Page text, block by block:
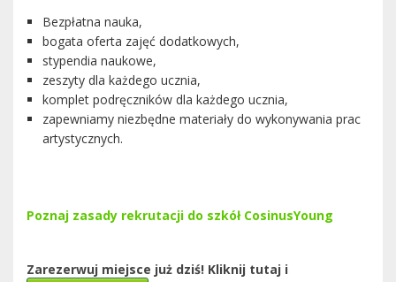
Bezpłatna nauka,
bogata oferta zajęć dodatkowych,
stypendia naukowe,
zeszyty dla każdego ucznia,
komplet podręczników dla każdego ucznia,
zapewniamy niezbędne materiały do wykonywania prac
artystycznych.
Poznaj zasady rekrutacji do szkół CosinusYoung
Zarezerwuj miejsce już dziś! Kliknij tutaj i